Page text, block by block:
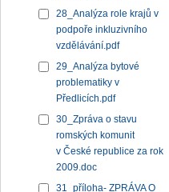
28_Analýza role krajů v
podpoře inkluzivního
vzdělávání.pdf
29_Analýza bytové
problematiky v
Předlicích.pdf
30_Zpráva o stavu
romských komunit
v České republice za rok
2009.doc
31_příloha- ZPRÁVA O